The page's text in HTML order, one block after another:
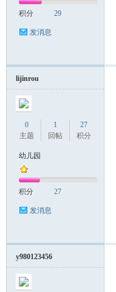
积分 29
发消息
lijinrou
0
主题
1
回帖
27
积分
幼儿园
积分 27
发消息
y980123456